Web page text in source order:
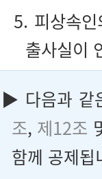
5. 피상속인
출사실이
▶ 다음과 같
조, 제12조
함께 공제됩